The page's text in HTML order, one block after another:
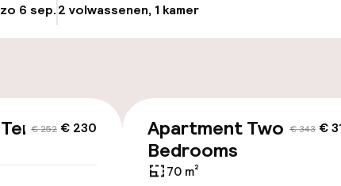
6 sep.2 volwassenen, 1 kamer
€ 252 € 230 € 343 €
Apartment Two
Bedrooms
70 m²